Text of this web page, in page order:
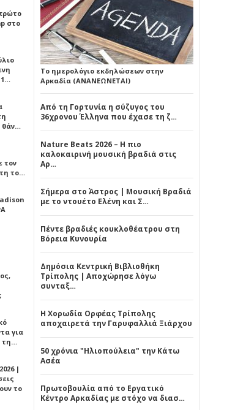
στο
1…
θάν…
τον
το…
για
τη…
|
το
Το ημερολόγιο εκδηλώσεων στην
Αρκαδία (ΑΝΑΝΕΩΝΕΤΑΙ)
Από τη Γορτυνία η σύζυγος του
36χρονου Έλληνα που έχασε τη ζ…
Nature Beats 2026 – Η πιο
καλοκαιρινή μουσική βραδιά στις
Αρ…
Σήμερα στο Άστρος | Μουσική Βραδιά
με το ντουέτο Ελένη και Σ…
Πέντε βραδιές κουκλοθέατρου στη
Βόρεια Κυνουρία
Δημόσια Κεντρική Βιβλιοθήκη
Τρίπολης | Αποχώρησε λόγω
συνταξ…
Η Χορωδία Ορφέας Τρίπολης
αποχαιρετά την Γαρυφαλλιά Ξιάρχου
50 χρόνια "Ηλιοπούλεια" την Κάτω
Ασέα
Πρωτοβουλία από το Εργατικό
Κέντρο Αρκαδίας με στόχο να διασ…